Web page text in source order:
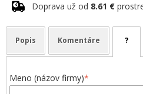
Doprava už od 8.61 €
Popis Komentáre ?
Meno (názov firmy)*